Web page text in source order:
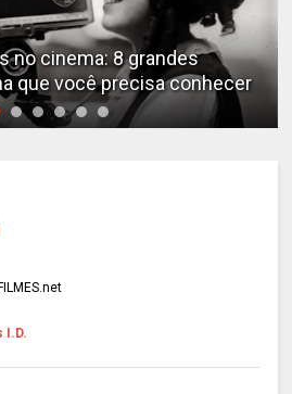
filmes de cães mais
os tempos
I.D.